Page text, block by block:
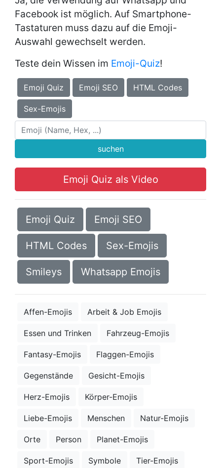
Facebook ist möglich. Auf Smartphone-
Tastaturen muss dazu auf die Emoji-
Auswahl gewechselt werden.
Teste dein Wissen im Emoji-Quiz!
Emoji Quiz Emoji SEO HTML Codes
Sex-Emojis
suchen
Emoji Quiz als Video
Emoji Quiz Emoji SEO
HTML Codes Sex-Emojis
Smileys Whatsapp Emojis
Affen-Emojis Arbeit & Job Emojis
Essen und Trinken Fahrzeug-Emojis
Fantasy-Emojis Flaggen-Emojis
Gegenstände Gesicht-Emojis
Herz-Emojis Körper-Emojis
Liebe-Emojis Menschen Natur-Emojis
Orte Person Planet-Emojis
Sport-Emojis Symbole Tier-Emojis